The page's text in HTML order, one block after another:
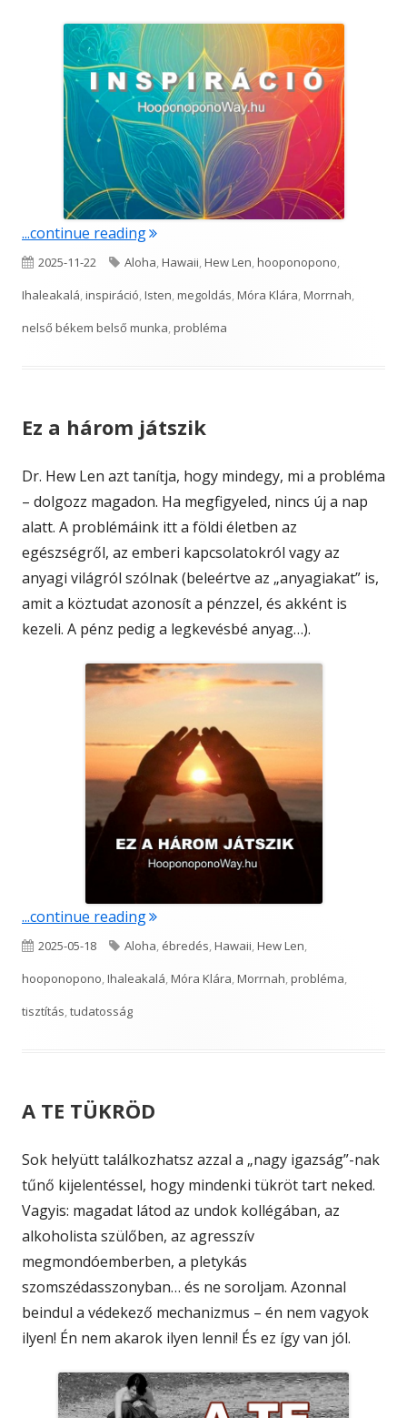
...continue reading"Inspiráció – Istentől való"
Published
on
2025-11-22 Tags
Aloha,Hawaii,Hew Len,hooponopono,
Ihaleakalá,inspiráció,Isten,megoldás,Móra Klára,Morrnah,
nelső békem belső munka,probléma
Ez a három játszik
Dr. Hew Len azt tanítja, hogy mindegy, mi a probléma
– dolgozz magadon. Ha megfigyeled, nincs új a nap
alatt. A problémáink itt a földi életben az
egészségről, az emberi kapcsolatokról vagy az
anyagi világról szólnak (beleértve az „anyagiakat” is,
amit a köztudat azonosít a pénzzel, és akként is
kezeli. A pénz pedig a legkevésbé anyag…).
...continue reading"Ez a három játszik"
Published
on
2025-05-18 Tags
Aloha, ébredés,Hawaii,Hew Len,
hooponopono,Ihaleakalá,Móra Klára,Morrnah,probléma,
tisztítás,tudatosság
A TE TÜKRÖD
Sok helyütt találkozhatsz azzal a „nagy igazság”-nak
tűnő kijelentéssel, hogy mindenki tükröt tart neked.
Vagyis: magadat látod az undok kollégában, az
alkoholista szülőben, az agresszív
megmondóemberben, a pletykás
szomszédasszonyban… és ne soroljam. Azonnal
beindul a védekező mechanizmus – én nem vagyok
ilyen! Én nem akarok ilyen lenni! És ez így van jól.